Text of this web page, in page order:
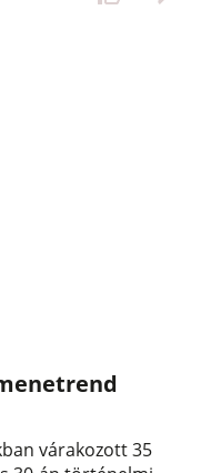
várakozott 35